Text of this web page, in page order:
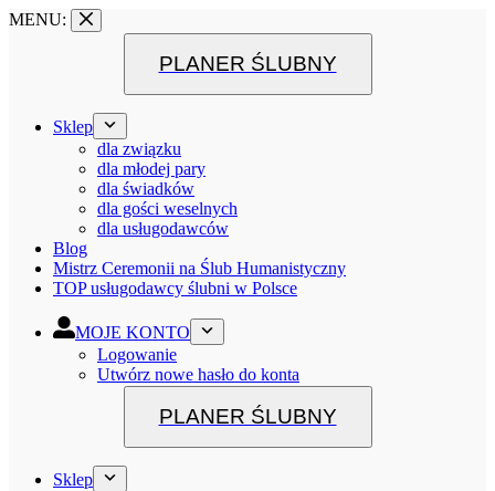
MENU:
PLANER ŚLUBNY
Sklep
dla związku
dla młodej pary
dla świadków
dla gości weselnych
dla usługodawców
Blog
Mistrz Ceremonii na Ślub Humanistyczny
TOP usługodawcy ślubni w Polsce
MOJE KONTO
Logowanie
Utwórz nowe hasło do konta
PLANER ŚLUBNY
Sklep